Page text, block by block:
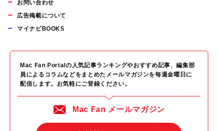
お問い合わせ
広告掲載について
マイナビBOOKS
Mac Fan Portalの人気記事ランキングやおすすめ記事、編集部
員によるコラムなどをまとめたメールマガジンを毎週金曜日に
配信します。お気軽にご登録ください。
Mac Fan メールマガジン